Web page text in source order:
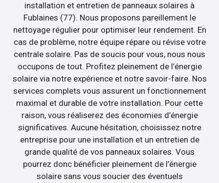
installation et entretien de panneaux solaires à
Fublaines (77). Nous proposons pareillement le
nettoyage régulier pour optimiser leur rendement. En
cas de problème, notre équipe répare ou révise votre
centrale solaire. Pas de soucis pour vous, nous nous
occupons de tout. Profitez pleinement de l’énergie
solaire via notre expérience et notre savoir-faire. Nos
services complets vous assurent un fonctionnement
maximal et durable de votre installation. Pour cette
raison, vous réaliserez des économies d’énergie
significatives. Aucune hésitation, choisissez notre
entreprise pour une installation et un entretien de
grande qualité de vos panneaux solaires. Vous
pourrez donc bénéficier pleinement de l’énergie
solaire sans vous soucier des éventuels